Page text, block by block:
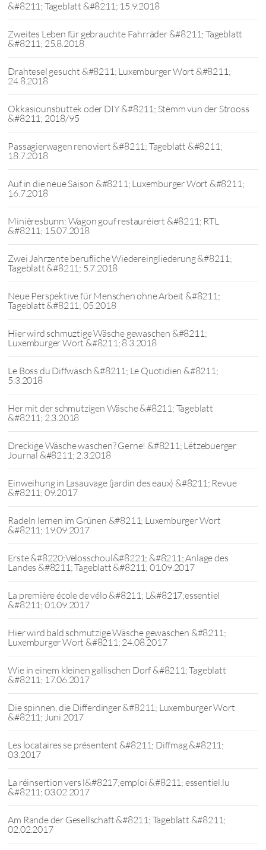
&#8211; Tageblatt &#8211; 15.9.2018
Zweites Leben für gebrauchte Fahrräder &#8211; Tageblatt
&#8211; 25.8.2018
Drahtesel gesucht &#8211; Luxemburger Wort &#8211;
24.8.2018
Okkasiounsbuttek oder DIY &#8211; Stëmm vun der Strooss
&#8211; 2018/95
Passagierwagen renoviert &#8211; Tageblatt &#8211;
18.7.2018
Auf in die neue Saison &#8211; Luxemburger Wort &#8211;
16.7.2018
Minièresbunn: Wagon gouf restauréiert &#8211; RTL
&#8211; 15.07.2018
Zwei Jahrzente berufliche Wiedereingliederung &#8211;
Tageblatt &#8211; 5.7.2018
Neue Perspektive für Menschen ohne Arbeit &#8211;
Tageblatt &#8211; 05.2018
Hier wird schmuztige Wäsche gewaschen &#8211;
Luxemburger Wort &#8211; 8.3.2018
Le Boss du Diffwäsch &#8211; Le Quotidien &#8211;
5.3.2018
Her mit der schmutzigen Wäsche &#8211; Tageblatt
&#8211; 2.3.2018
Dreckige Wäsche waschen? Gerne! &#8211; Lëtzebuerger
Journal &#8211; 2.3.2018
Einweihung in Lasauvage (jardin des eaux) &#8211; Revue
&#8211; 09.2017
Radeln lernen im Grünen &#8211; Luxemburger Wort
&#8211; 19.09.2017
Erste &#8220;Vëlosschoul&#8221; &#8211; Anlage des
Landes &#8211; Tageblatt &#8211; 01.09.2017
La première école de vélo &#8211; L&#8217;essentiel
&#8211; 01.09.2017
Hier wird bald schmutzige Wäsche gewaschen &#8211;
Luxemburger Wort &#8211; 24.08.2017
Wie in einem kleinen gallischen Dorf &#8211; Tageblatt
&#8211; 17.06.2017
Die spinnen, die Differdinger &#8211; Luxemburger Wort
&#8211; Juni 2017
Les locataires se présentent &#8211; Diffmag &#8211;
03.2017
La réinsertion vers l&#8217;emploi &#8211; essentiel.lu
&#8211; 03.02.2017
Am Rande der Gesellschaft &#8211; Tageblatt &#8211;
02.02.2017